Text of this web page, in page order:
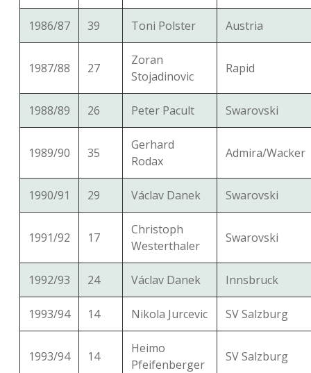
1986/87 39 Toni Polster Austria
1987/88 27
Zoran
Stojadinovic
Rapid
1988/89 26 Peter Pacult Swarovski
1989/90 35
Gerhard
Rodax
Admira/Wacker
1990/91 29 Václav Danek Swarovski
1991/92 17
Christoph
Westerthaler
Swarovski
1992/93 24 Václav Danek Innsbruck
1993/94 14 Nikola Jurcevic SV Salzburg
1993/94 14
Heimo
Pfeifenberger
SV Salzburg